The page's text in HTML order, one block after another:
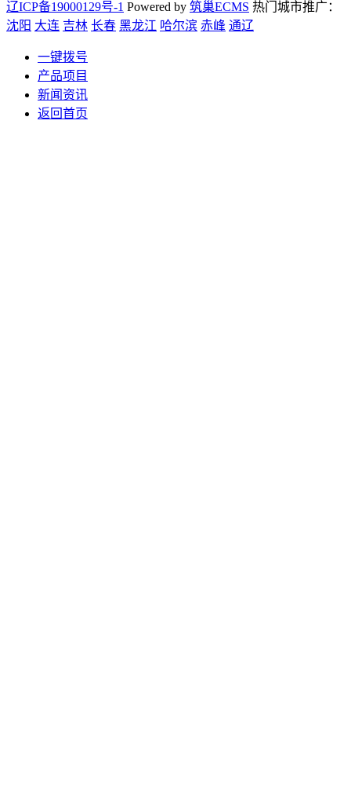
辽ICP备19000129号-1 Powered by 筑巢ECMS 热门城市推广：
沈阳 大连 吉林 长春 黑龙江 哈尔滨 赤峰 通辽
一键拨号
产品项目
新闻资讯
返回首页